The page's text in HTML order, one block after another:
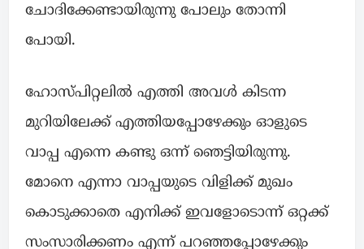
ചോദിക്കേണ്ടായിരുന്നു പോലും തോന്നി
പോയി.
ഹോസ്പിറ്റലിൽ എത്തി അവൾ കിടന്ന
മുറിയിലേക്ക് എത്തിയപ്പോഴേക്കും ഓളുടെ
വാപ്പ എന്നെ കണ്ടു ഒന്ന് ഞെട്ടിയിരുന്നു.
മോനെ എന്നാ വാപ്പയുടെ വിളിക്ക് മുഖം
കൊടുക്കാതെ എനിക്ക് ഇവളോടൊന്ന് ഒറ്റക്ക്
സംസാരിക്കണം എന്ന് പറഞ്ഞപ്പോഴേക്കും